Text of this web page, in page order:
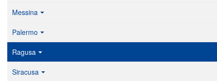
Messina
Palermo
Ragusa
Siracusa